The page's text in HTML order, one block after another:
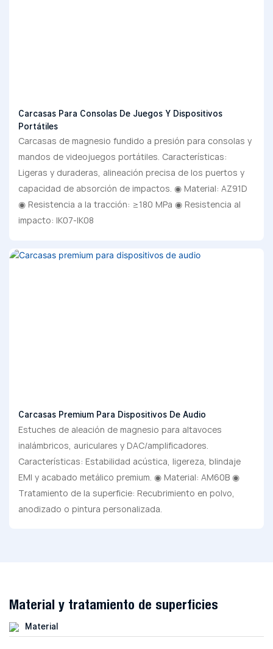
Carcasas Para Consolas De Juegos Y Dispositivos
Portátiles
Carcasas de magnesio fundido a presión para consolas y
mandos de videojuegos portátiles. Características:
Ligeras y duraderas, alineación precisa de los puertos y
capacidad de absorción de impactos. ◉ Material: AZ91D
◉ Resistencia a la tracción: ≥180 MPa ◉ Resistencia al
impacto: IK07-IK08
Carcasas Premium Para Dispositivos De Audio
Estuches de aleación de magnesio para altavoces
inalámbricos, auriculares y DAC/amplificadores.
Características: Estabilidad acústica, ligereza, blindaje
EMI y acabado metálico premium. ◉ Material: AM60B ◉
Tratamiento de la superficie: Recubrimiento en polvo,
anodizado o pintura personalizada.
Material y tratamiento de superficies
Material